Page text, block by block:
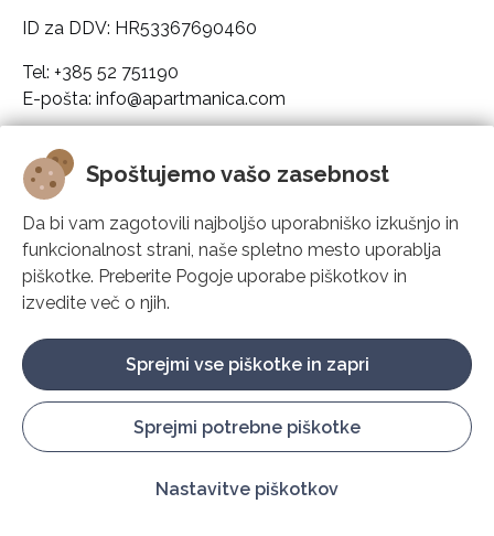
Spoštujemo vašo zasebnost
Da bi vam zagotovili najboljšo uporabniško izkušnjo in
funkcionalnost strani, naše spletno mesto uporablja
piškotke. Preberite Pogoje uporabe piškotkov in
izvedite več o njih.
Nastavitve piškotkov
Sprejmi potrebne piškotke
Sprejmi vse piškotke in zapri
ID za DDV: HR53367690460
Tel: +385 52 751190
E-pošta: info@apartmanica.com
Apartmanica
Rešitve
Podpora
© Play Digital d.o.o. 2009. - 2026.